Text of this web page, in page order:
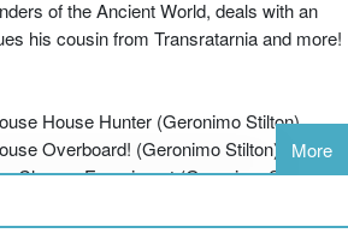
of the Ancient World, deals with an
his cousin from Transratarnia and more!
House Hunter (Geronimo Stilton)
Overboard! (Geronimo Stilton)
Cheese Experiment (Geronimo Stilton)
Mission (Geronimo Stilton)
Burglary (Geronimo Stilton)
More